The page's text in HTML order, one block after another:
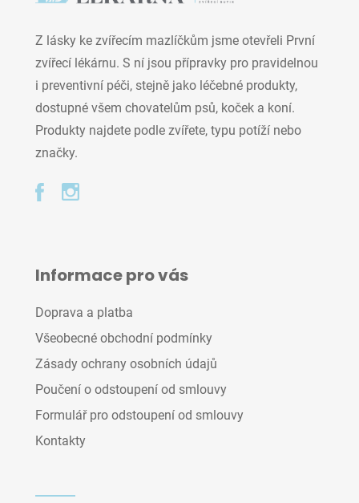
Z lásky ke zvířecím mazlíčkům jsme otevřeli První
zvířecí lékárnu. S ní jsou přípravky pro pravidelnou
i preventivní péči, stejně jako léčebné produkty,
dostupné všem chovatelům psů, koček a koní.
Produkty najdete podle zvířete, typu potíží nebo
značky.
Informace pro vás
Doprava a platba
Všeobecné obchodní podmínky
Zásady ochrany osobních údajů
Poučení o odstoupení od smlouvy
Formulář pro odstoupení od smlouvy
Kontakty